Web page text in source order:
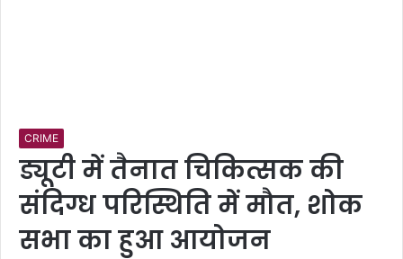
CRIME
ड्यूटी में तैनात चिकित्सक की
संदिग्ध परिस्थिति में मौत, शोक
सभा का हुआ आयोजन